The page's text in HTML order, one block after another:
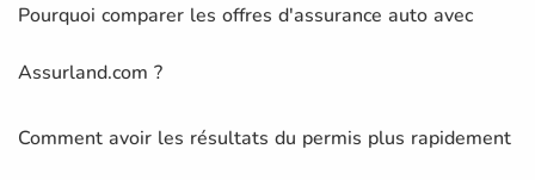
Pourquoi comparer les offres d'assurance auto avec
Assurland.com ?
Comment avoir les résultats du permis plus rapidement